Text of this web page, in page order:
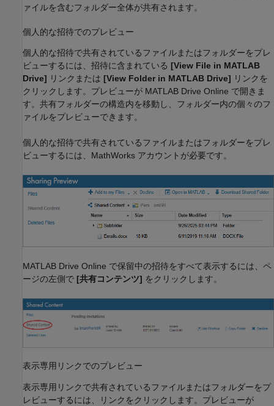
ァイルを含むフォルダー全体が共有されます。
個人的な招待でのプレビュー
個人的な招待で共有されているファイルまたはフォルダーをプレ
ビューするには、招待に含まれている [View File in MATLAB
Drive] リンクまたは [View Folder in MATLAB Drive] リンクを
クリックします。プレビューが MATLAB Drive Online で開きま
す。共有フォルダーの構造内を移動し、フォルダー内の個々のフ
ァイルをプレビューできます。
個人的な招待で共有されているファイルまたはフォルダーをプレ
ビューするには、MathWorks アカウントが必要です。
MATLAB Drive Online で保留中の招待をすべて表示するには、ペ
ージの左側で [共有コンテンツ] をクリックします。
表示専用リンクでのプレビュー
表示専用リンクで共有されているファイルまたはフォルダーをプ
レビューするには、リンクをクリックします。プレビューが